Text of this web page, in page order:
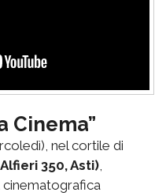
Cinema”
nel cortile di
350, Asti),
cinematografica